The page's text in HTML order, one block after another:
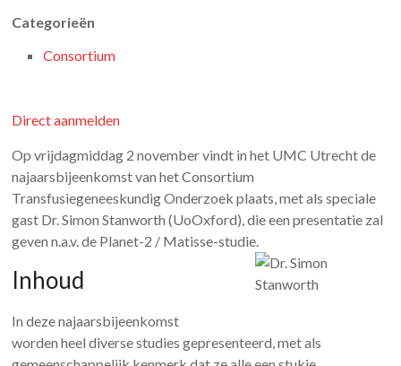
Categorieën
Consortium
Direct aanmelden
Op vrijdagmiddag 2 november vindt in het UMC Utrecht de
najaarsbijeenkomst van het Consortium
Transfusiegeneeskundig Onderzoek plaats, met als speciale
gast Dr. Simon Stanworth (UoOxford), die een presentatie zal
geven n.a.v. de Planet-2 / Matisse-studie.
Inhoud
In deze najaarsbijeenkomst
worden heel diverse studies gepresenteerd, met als